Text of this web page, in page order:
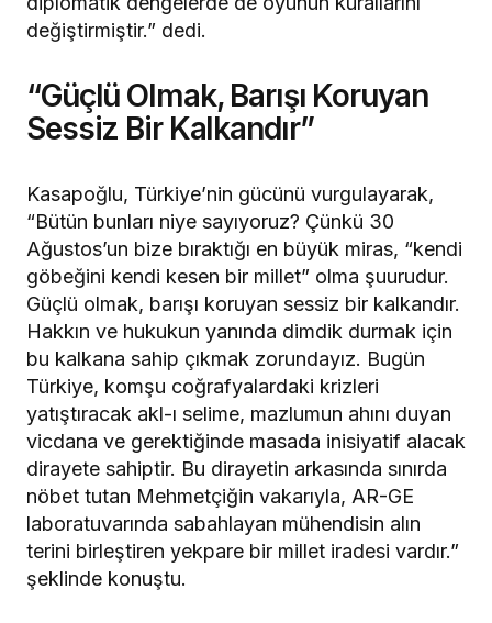
değiştirmiştir.” dedi.
“Güçlü Olmak, Barışı Koruyan
Sessiz Bir Kalkandır”
Kasapoğlu, Türkiye’nin gücünü vurgulayarak,
“Bütün bunları niye sayıyoruz? Çünkü 30
Ağustos’un bize bıraktığı en büyük miras, “kendi
göbeğini kendi kesen bir millet” olma şuurudur.
Güçlü olmak, barışı koruyan sessiz bir kalkandır.
Hakkın ve hukukun yanında dimdik durmak için
bu kalkana sahip çıkmak zorundayız. Bugün
Türkiye, komşu coğrafyalardaki krizleri
yatıştıracak akl-ı selime, mazlumun ahını duyan
vicdana ve gerektiğinde masada inisiyatif alacak
dirayete sahiptir. Bu dirayetin arkasında sınırda
nöbet tutan Mehmetçiğin vakarıyla, AR-GE
laboratuvarında sabahlayan mühendisin alın
terini birleştiren yekpare bir millet iradesi vardır.”
şeklinde konuştu.